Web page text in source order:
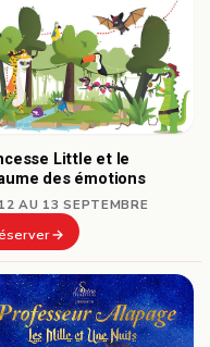
Little et le
des émotions
AU 13 SEPTEMBRE